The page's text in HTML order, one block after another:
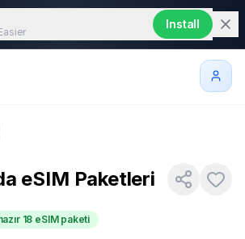
Install
eSIM Paketleri
18 eSIM paketi